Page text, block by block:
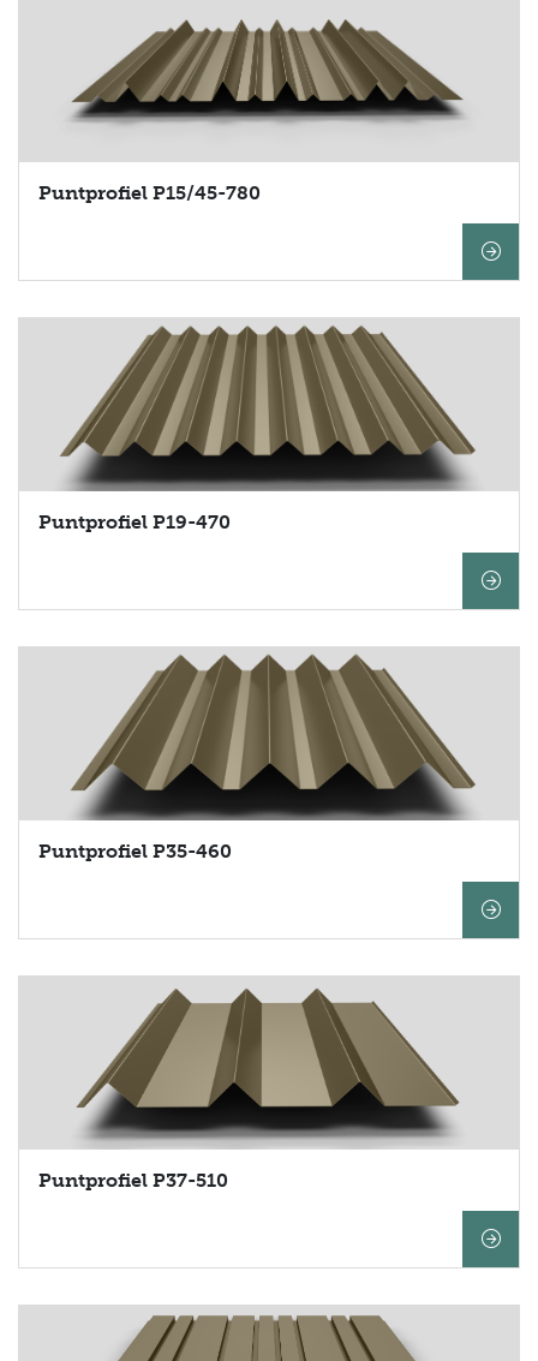
Puntprofiel P15/45-780
Puntprofiel P19-470
Puntprofiel P35-460
Puntprofiel P37-510
Waar bent u naar
op zoek?
ZOEKEN